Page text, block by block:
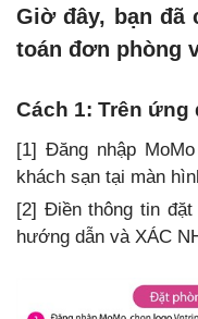
Giờ đây, bạn đã
toán đơn phòng
Cách 1: Trên ứng
[1] Đăng nhập
khách sạn tại màn
[2] Điền thông tin đặt
hướng dẫn và XÁC